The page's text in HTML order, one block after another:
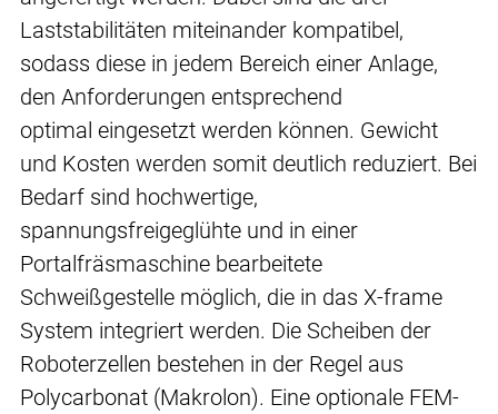
Laststabilitäten miteinander kompatibel,
sodass diese in jedem Bereich einer Anlage,
den Anforderungen entsprechend
optimal eingesetzt werden können. Gewicht
und Kosten werden somit deutlich reduziert. Bei
Bedarf sind hochwertige,
spannungsfreigeglühte und in einer
Portalfräsmaschine bearbeitete
Schweißgestelle möglich, die in das X-frame
System integriert werden. Die Scheiben der
Roboterzellen bestehen in der Regel aus
Polycarbonat (Makrolon). Eine optionale FEM-